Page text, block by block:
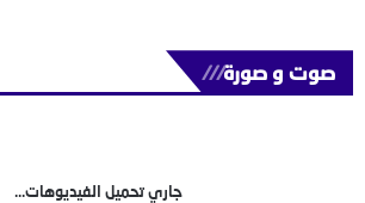
صوت و صورة///
جاري تحميل الفيديوهات...